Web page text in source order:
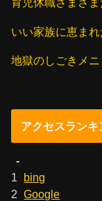
いい家族に恵まれ
地獄のしごきメニ
アクセスランキ
-
1
bing
2 Google